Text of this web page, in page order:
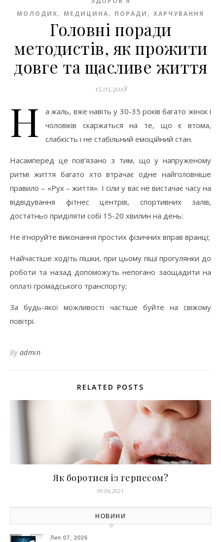
МОЛОДИХ, МЕДИЦИНА, ПОРАДИ , ХАРЧУВАННЯ
Головні поради
методистів, як прожити
довге та щасливе життя
15.05.2018
Н
а жаль, вже навіть у 30-35 років багато жінок і
чоловіків скаржаться на те, що є втома,
слабкість і не стабільний емоційний стан.
Насамперед це пов’язано з тим, що у напруженому
ритмі життя багато хто втрачає одне найголовніше
правило – «Рух – життя». І сіли у вас не вистачає часу на
відвідування фітнес центрів, спортивних залів,
достатньо приділяти собі 15-20 хвилин на день:
Не ігноруйте виконання простих фізичних вправ вранці;
Найчастіше ходіть пішки, при цьому піші прогулянки до
роботи та назад допоможуть непогано заощадити на
оплаті громадського транспорту;
За будь-якої можливості частіше буйте на свіжому
повітрі.
By admin
RELATED POSTS
Як боротися із герпесом?
09.06.2021
НОВИНИ
Лип 07, 2026